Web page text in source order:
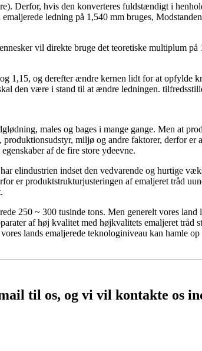
Derfor, hvis den konverteres fuldstændigt i
ledning på 1,540 mm bruges,
vil direkte bruge det teoretiske multiplum på
1,15, og derefter ændre kernen lidt for at opfylde
den være i stand til at ændre ledningen.
males og bages i mange gange. Men at
miljø og andre faktorer, derfor er
af de fire store ydeevne.
elindustrien indset den vedvarende og hurtige
er produktstrukturjusteringen af ​​emaljeret tråd
250 ~ 300 tusinde tons. Men generelt vores
af høj kvalitet med højkvalitets emaljeret tråd
lands emaljerede teknologiniveau kan hamle op
til os, og vi vil kontakte os